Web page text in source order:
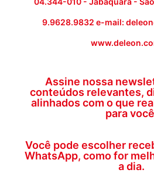
9.9628.9832 e-mail:
Assine nossa
conteúdos relevantes,
alinhados com o que
para
Você pode escolher
WhatsApp, como for
a dia.